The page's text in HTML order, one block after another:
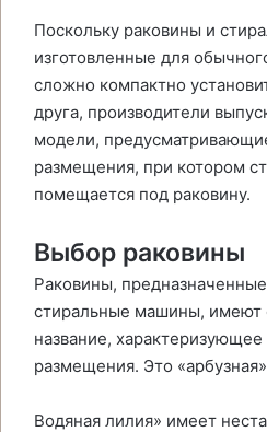
Поскольку раковины и
изготовленные для
сложно компактно
друга, производители
модели,
размещения, при котором
помещается под раковину.
Выбор раковины
Раковины,
стиральные машины, имеют
название, характеризующее
размещения. Это
Водяная лилия» имеет